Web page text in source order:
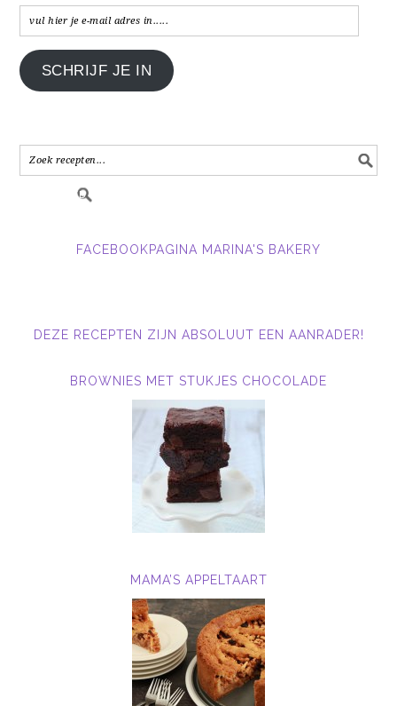
vul
hier
je
e-
in.....
SCHRIJF JE IN
FACEBOOKPAGINA MARINA'S BAKERY
DEZE RECEPTEN ZIJN ABSOLUUT EEN AANRADER!
BROWNIES MET STUKJES CHOCOLADE
MAMA’S APPELTAART